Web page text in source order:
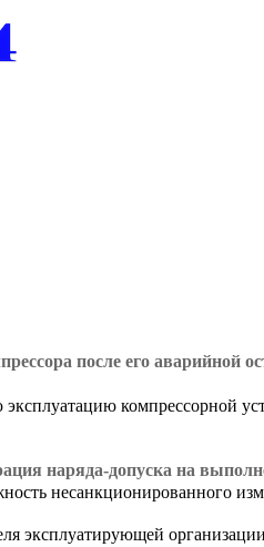
после его аварийной
компрессорной
наряда-допуска на
несанкционированного
эксплуатирующей организации